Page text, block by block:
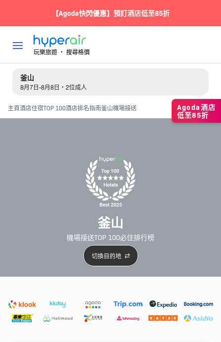
【Agoda快閃優惠】預訂酒店低至85折
玩樂旅遊 ‧ 搜尋格價
釜山
8月7日-8月8日・2位成人
主頁酒店住宿TOP 100酒店排名指南釜山機場接送
釜山
機場接送TOP 100必住排行榜
切換目的地
Agoda酒店
低至85折